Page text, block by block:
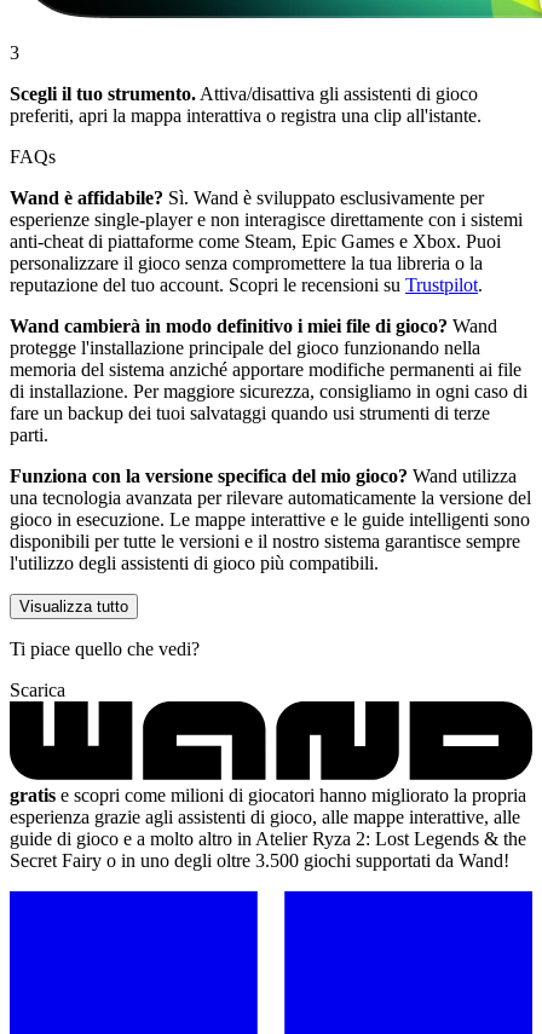
3
Scegli il tuo strumento. Attiva/disattiva gli assistenti di gioco
preferiti, apri la mappa interattiva o registra una clip all'istante.
FAQs
Wand è affidabile? Sì. Wand è sviluppato esclusivamente per
esperienze single-player e non interagisce direttamente con i sistemi
anti-cheat di piattaforme come Steam, Epic Games e Xbox. Puoi
personalizzare il gioco senza compromettere la tua libreria o la
reputazione del tuo account. Scopri le recensioni su Trustpilot.
Wand cambierà in modo definitivo i miei file di gioco? Wand
protegge l'installazione principale del gioco funzionando nella
memoria del sistema anziché apportare modifiche permanenti ai file
di installazione. Per maggiore sicurezza, consigliamo in ogni caso di
fare un backup dei tuoi salvataggi quando usi strumenti di terze
parti.
Funziona con la versione specifica del mio gioco? Wand utilizza
una tecnologia avanzata per rilevare automaticamente la versione del
gioco in esecuzione. Le mappe interattive e le guide intelligenti sono
disponibili per tutte le versioni e il nostro sistema garantisce sempre
l'utilizzo degli assistenti di gioco più compatibili.
Visualizza tutto
Ti piace quello che vedi?
Scarica
gratis e scopri come milioni di giocatori hanno migliorato la propria
esperienza grazie agli assistenti di gioco, alle mappe interattive, alle
guide di gioco e a molto altro in Atelier Ryza 2: Lost Legends & the
Secret Fairy o in uno degli oltre 3.500 giochi supportati da Wand!